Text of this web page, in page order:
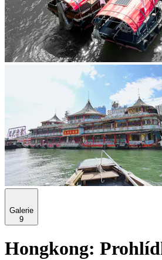
Galerie
9
Hongkong: